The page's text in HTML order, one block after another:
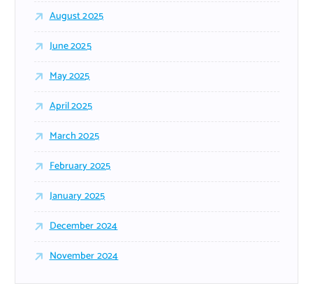
August 2025
June 2025
May 2025
April 2025
March 2025
February 2025
January 2025
December 2024
November 2024